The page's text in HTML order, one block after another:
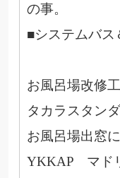
の事。
■システムバス
お風呂場改修
タカラスタン
お風呂場出窓
YKKAP マド